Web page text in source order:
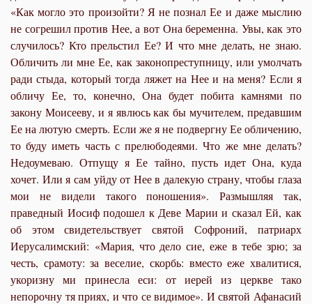
«Как могло это произойти? Я не познал Ее и даже мыслию
не согрешил против Нее, а вот Она беременна. Увы, как это
случилось? Кто прельстил Ее? И что мне делать, не знаю.
Обличить ли мне Ее, как законопреступницу, или умолчать
ради стыда, который тогда ляжет на Нее и на меня? Если я
обличу Ее, то, конечно, Она будет побита камнями по
закону Моисееву, и я явлюсь как бы мучителем, предавшим
Ее на лютую смерть. Если же я не подвергну Ее обличению,
то буду иметь часть с прелюбодеями. Что же мне делать?
Недоумеваю. Отпущу я Ее тайно, пусть идет Она, куда
хочет. Или я сам уйду от Нее в далекую страну, чтобы глаза
мои не видели такого поношения». Размышляя так,
праведный Иосиф подошел к Деве Марии и сказал Ей, как
об этом свидетельствует святой Софроний, патриарх
Иерусалимский: «Мария, что дело сие, еже в тебе зрю; за
честь, срамоту: за веселие, скорбь: вместо еже хвалитися,
укоризну ми принесла еси: от иерей из церкве тако
непорочну тя приях, и что се видимое». И святой Афанасий